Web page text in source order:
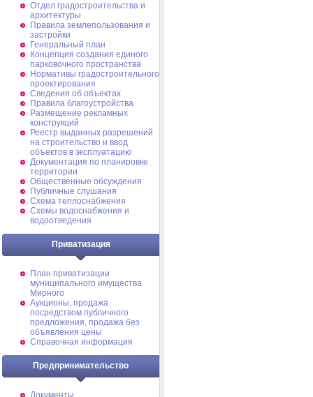
Отдел градостроительства и
архитектуры
Правила землепользования и
застройки
Генеральный план
Концепция создания единого
парковочного пространства
Нормативы градостроительного
проектирования
Сведения об объектах
Правила благоустройства
Размещение рекламных
конструкций
Реестр выданных разрешений
на строительство и ввод
объектов в эксплуатацию
Документация по планировке
территории
Общественные обсуждения
Публичные слушания
Схема теплоснабжения
Схемы водоснабжения и
водоотведения
Приватизация
План приватизации
муниципального имущества
Мирного
Аукционы, продажа
посредством публичного
предложения, продажа без
объявления цены
Справочная информация
Предпринимательство
Документы